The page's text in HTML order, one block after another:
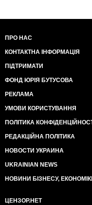
ПРО НАС
КОНТАКТНА ІНФОРМАЦІЯ
ПІДТРИМАТИ
ФОНД ЮРІЯ БУТУСОВА
РЕКЛАМА
УМОВИ КОРИСТУВАННЯ
ПОЛІТИКА
РЕДАКЦІЙНА ПОЛІТИКА
НОВОСТИ УКРАИНА
UKRAINIAN NEWS
НОВИНИ БІЗНЕСУ,
ЦЕНЗОР.НЕТ